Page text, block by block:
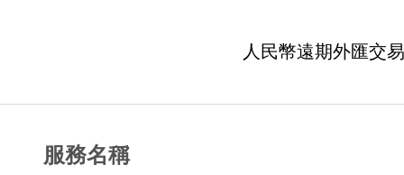
人民幣遠期外匯交易
服務名稱